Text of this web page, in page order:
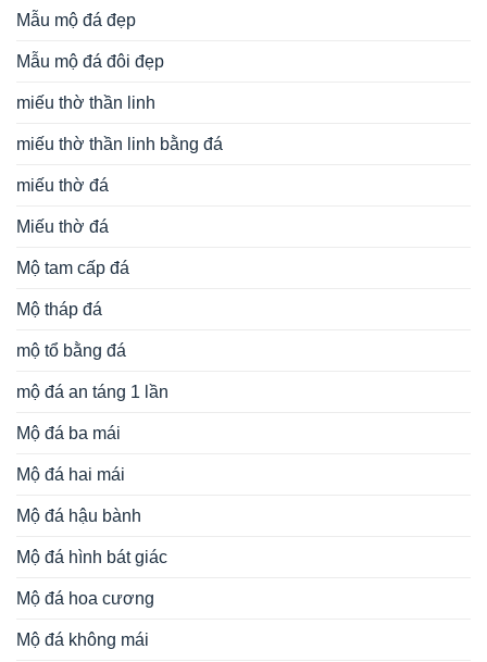
Mẫu mộ đá đẹp
Mẫu mộ đá đôi đẹp
miếu thờ thần linh
miếu thờ thần linh bằng đá
miếu thờ đá
Miếu thờ đá
Mộ tam cấp đá
Mộ tháp đá
mộ tổ bằng đá
mộ đá an táng 1 lần
Mộ đá ba mái
Mộ đá hai mái
Mộ đá hậu bành
Mộ đá hình bát giác
Mộ đá hoa cương
Mộ đá không mái